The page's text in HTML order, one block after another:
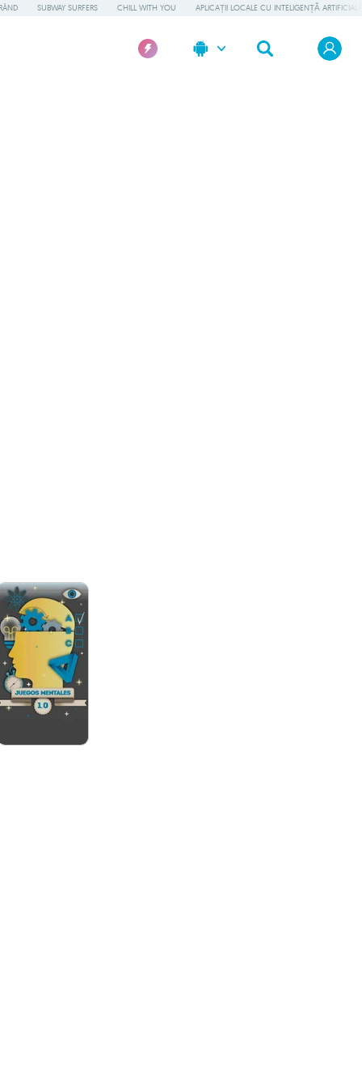
SUBWAY SURFERS CHILL WITH YOU APLICAȚII LOCALE CU INTELIGENȚĂ